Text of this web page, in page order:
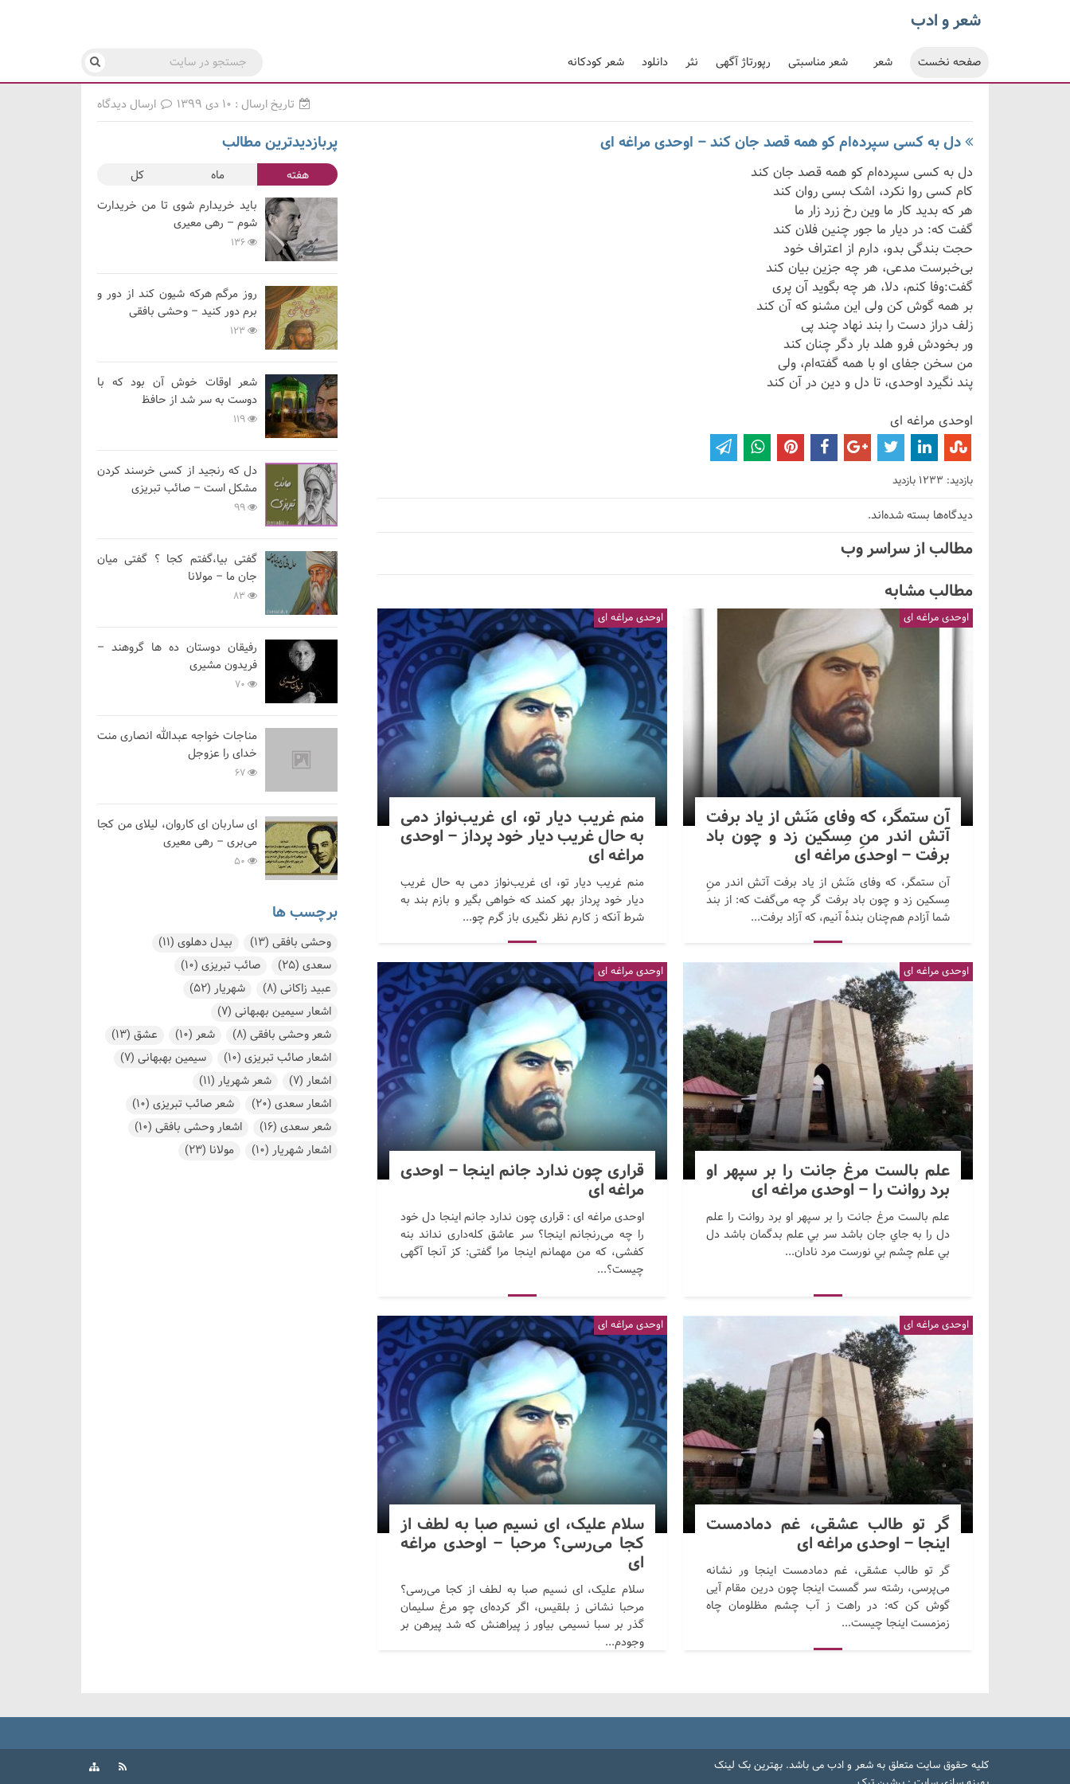
شعر و ادب
صفحه نخست شعر شعر مناسبتی رپورتاژ آگهی نثر دانلود شعر کودکانه
تاریخ ارسال : ۱۰ دی ۱۳۹۹ ارسال دیدگاه
دل به کسی سپرده‌ام کو همه قصد جان کند – اوحدی مراغه ای
دل به کسی سپرده‌ام کو همه قصد جان کند
کام کسی روا نکرد، اشک بسی روان کند
هر که بدید کار ما وین رخ زرد زار ما
گفت که: در دیار ما جور چنین فلان کند
حجت بندگی بدو، دارم از اعتراف خود
بی‌خبرست مدعی، هر چه جزین بیان کند
گفت:وفا کنم، دلا، هر چه بگوید آن پری
بر همه گوش کن ولی این مشنو که آن کند
زلف دراز دست را بند نهاد چند پی
ور بخودش فرو هلد بار دگر چنان کند
من سخن جفای او با همه گفته‌ام، ولی
پند نگیرد اوحدی، تا دل و دین در آن کند
اوحدی مراغه ای
بازدید: 1233 بازدید
دیدگاه‌ها بسته شده‌اند.
مطالب از سراسر وب
مطالب مشابه
آن ستمگر، که وفای مَنَش از یاد برفت
آتش اندر منِ مِسکین زد و چون باد
برفت – اوحدی مراغه ای
آن ستمگر، که وفای مَنَش از یاد برفت آتش اندر منِ
مِسکین زد و چون باد برفت گر چه می‌گفت که: از بند
شما آزادم هم‌چنان بندهٔ آنیم، که آزاد برفت...
اوحدی مراغه ای
منم غریب دیار تو، ای غریب‌نواز دمی
به حال غریب دیار خود پرداز – اوحدی
مراغه ای
منم غریب دیار تو، ای غریب‌نواز دمی به حال غریب
دیار خود پرداز بهر کمند که خواهی بگیر و بازم بند به
شرط آنکه ز کارم نظر نگیری باز گرم چو...
اوحدی مراغه ای
علم بالست مرغ جانت را بر سپهر او
برد روانت را – اوحدی مراغه ای
علم بالست مرغ جانت را بر سپهر او برد روانت را علم
دل را به جاي جان باشد سر بي علم بدگمان باشد دل
بي علم چشم بي نورست مرد نادان...
اوحدی مراغه ای
قراری چون ندارد جانم اینجا – اوحدی
مراغه ای
اوحدی مراغه ای : قراری چون ندارد جانم اینجا دل خود
را چه می‌رنجانم اینجا؟ سر عاشق کله‌داری نداند بنه
کفشی، که من مهمانم اینجا مرا گفتی: کز آنجا آگهی
چیست؟...
اوحدی مراغه ای
گر تو طالب عشقی، غم دمادمست
اینجا – اوحدی مراغه ای
گر تو طالب عشقی، غم دمادمست اینجا ور نشانه
می‌پرسی، رشته سر گمست اینجا چون درین مقام آیی
گوش کن که: در راهت ز آب چشم مظلومان چاه
زمزمست اینجا چیست...
اوحدی مراغه ای
سلام علیک، ای نسیم صبا به لطف از
کجا می‌رسی؟ مرحبا – اوحدی مراغه
ای
سلام علیک، ای نسیم صبا به لطف از کجا می‌رسی؟
مرحبا نشانی ز بلقیس، اگر کرده‌ای چو مرغ سلیمان
گذر بر سبا نسیمی بیاور ز پیراهنش که شد پیرهن بر
وجودم...
اوحدی مراغه ای
پربازدیدترین مطالب
هفته ماه کل
باید خریدارم شوی تا من خریدارت
شوم – رهی معیری
136
روز مرگم هرکه شیون کند از دور و
برم دور کنید – وحشی بافقی
123
شعر اوقات خوش آن بود که با
دوست به سر شد از حافظ
119
دل که رنجید از کسی خرسند کردن
مشکل است – صائب تبریزی
99
گفتی بیا،گفتم کجا ؟ گفتی میان
جان ما – مولانا
83
رفیقان دوستان ده ها گروهند –
فریدون مشیری
70
مناجات خواجه عبدالله انصاری منت
خدای را عزوجل
67
ای ساربان ای کاروان، لیلای من کجا
می‌بری – رهی معیری
50
برچسب ها
وحشی بافقی (13) بیدل دهلوی (11)
سعدی (25) صائب تبریزی (10)
عبید زاکانی (8) شهریار (52)
اشعار سیمین بهبهانی (7)
شعر وحشی بافقی (8) شعر (10) عشق (13)
اشعار صائب تبریزی (10) سیمین بهبهانی (7)
اشعار (7) شعر شهریار (11)
اشعار سعدی (20) شعر صائب تبریزی (10)
شعر سعدی (16) اشعار وحشی بافقی (10)
اشعار شهریار (10) مولانا (23)
کلیه حقوق سایت متعلق بهشعر و ادبمی باشد. بهترین بک لینک